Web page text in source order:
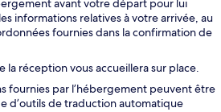
avant votre départ pour lui
informations relatives à votre arrivée, au
fournies dans la confirmation de
la réception vous accueillera sur place.
fournies par l’hébergement peuvent être
d’outils de traduction automatique